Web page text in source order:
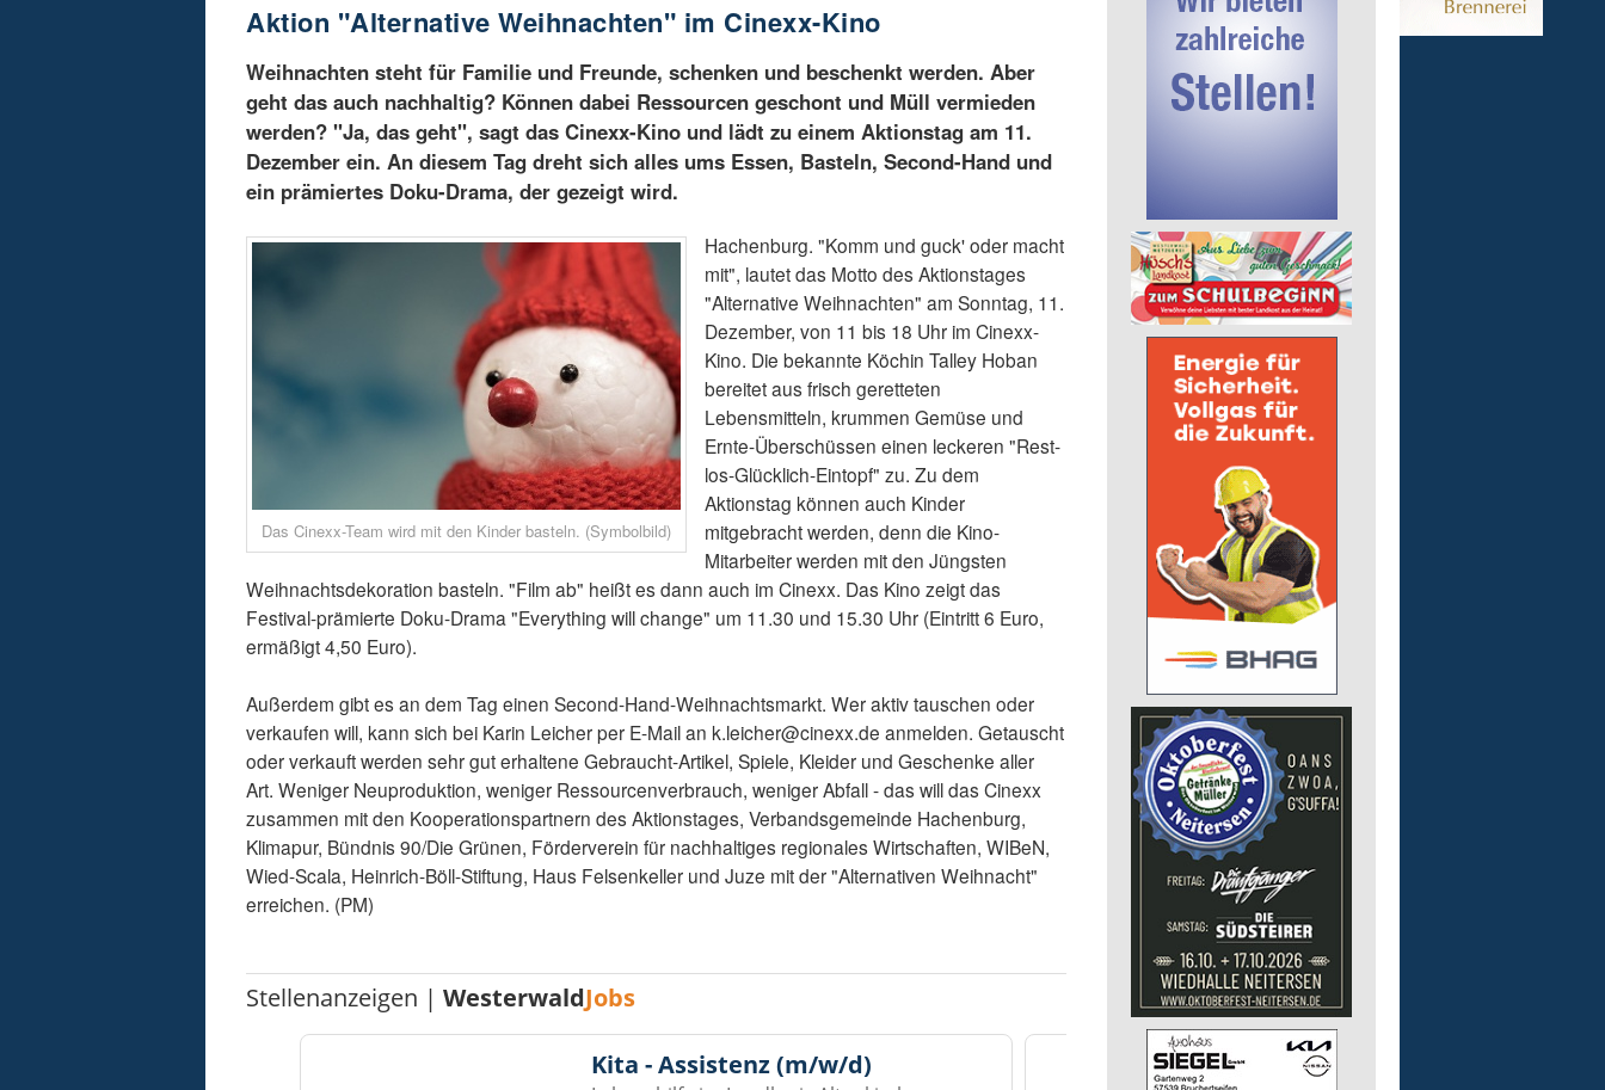
Aktion "Alternative Weihnachten" im Cinexx-Kino
Weihnachten steht für Familie und Freunde, schenken und beschenkt werden. Aber
geht das auch nachhaltig? Können dabei Ressourcen geschont und Müll vermieden
werden? "Ja, das geht", sagt das Cinexx-Kino und lädt zu einem Aktionstag am 11.
Dezember ein. An diesem Tag dreht sich alles ums Essen, Basteln, Second-Hand und
ein prämiertes Doku-Drama, der gezeigt wird.
Das Cinexx-Team wird mit den Kinder basteln. (Symbolbild)
Hachenburg. "Komm und guck' oder macht
mit", lautet das Motto des Aktionstages
"Alternative Weihnachten" am Sonntag, 11.
Dezember, von 11 bis 18 Uhr im Cinexx-
Kino. Die bekannte Köchin Talley Hoban
bereitet aus frisch geretteten
Lebensmitteln, krummen Gemüse und
Ernte-Überschüssen einen leckeren "Rest-
los-Glücklich-Eintopf" zu. Zu dem
Aktionstag können auch Kinder
mitgebracht werden, denn die Kino-
Mitarbeiter werden mit den Jüngsten
Weihnachtsdekoration basteln. "Film ab" heißt es dann auch im Cinexx. Das Kino zeigt das
Festival-prämierte Doku-Drama "Everything will change" um 11.30 und 15.30 Uhr (Eintritt 6 Euro,
ermäßigt 4,50 Euro).
Außerdem gibt es an dem Tag einen Second-Hand-Weihnachtsmarkt. Wer aktiv tauschen oder
verkaufen will, kann sich bei Karin Leicher per E-Mail an k.leicher@cinexx.de anmelden. Getauscht
oder verkauft werden sehr gut erhaltene Gebraucht-Artikel, Spiele, Kleider und Geschenke aller
Art. Weniger Neuproduktion, weniger Ressourcenverbrauch, weniger Abfall - das will das Cinexx
zusammen mit den Kooperationspartnern des Aktionstages, Verbandsgemeinde Hachenburg,
Klimapur, Bündnis 90/Die Grünen, Förderverein für nachhaltiges regionales Wirtschaften, WIBeN,
Wied-Scala, Heinrich-Böll-Stiftung, Haus Felsenkeller und Juze mit der "Alternativen Weihnacht"
erreichen. (PM)
Stellenanzeigen |WesterwaldJobs
Kita - Assistenz (m/w/d) Kita - Assistenz (m/w/d)